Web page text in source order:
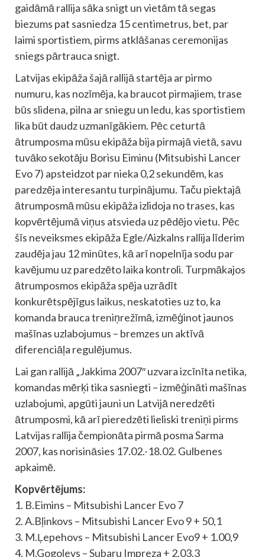
gaidāmā rallija sāka snigt un vietām tā segas
biezums pat sasniedza 15 centimetrus, bet, par
laimi sportistiem, pirms atklāšanas ceremonijas
sniegs pārtrauca snigt.
Latvijas ekipāža šajā rallijā startēja ar pirmo
numuru, kas nozīmēja, ka braucot pirmajiem, trase
būs slidena, pilna ar sniegu un ledu, kas sportistiem
lika būt daudz uzmanīgākiem. Pēc ceturtā
ātrumposma mūsu ekipāža bija pirmajā vietā, savu
tuvāko sekotāju Borisu Eiminu (Mitsubishi Lancer
Evo 7) apsteidzot par nieka 0,2 sekundēm, kas
paredzēja interesantu turpinājumu. Taču piektajā
ātrumposmā mūsu ekipāža izlidoja no trases, kas
kopvērtējumā viņus atsvieda uz pēdējo vietu. Pēc
šīs neveiksmes ekipāža Egle/Aizkalns rallija līderim
zaudēja jau 12 minūtes, kā arī nopelnīja sodu par
kavējumu uz paredzēto laika kontroli. Turpmākajos
ātrumposmos ekipāža spēja uzrādīt
konkurētspējīgus laikus, neskatoties uz to, ka
komanda brauca treniņrežīmā, izmēģinot jaunos
mašīnas uzlabojumus – bremzes un aktīvā
diferenciāļa regulējumus.
Lai gan rallijā „Jakkima 2007″ uzvara izcīnīta netika,
komandas mērķi tika sasniegti – izmēģināti mašīnas
uzlabojumi, apgūti jauni un Latvijā neredzēti
ātrumposmi, kā arī pieredzēti lieliski treniņi pirms
Latvijas rallija čempionāta pirmā posma Sarma
2007, kas norisināsies 17.02.-18.02. Gulbenes
apkaimē.
Kopvērtējums:
1. B.Eimins – Mitsubishi Lancer Evo 7
2. A.Bļinkovs – Mitsubishi Lancer Evo 9 + 50,1
3. M.Ļepehovs – Mitsubishi Lancer Evo9 + 1.00,9
4. M.Gogoļevs – Subaru Impreza + 2.03,3